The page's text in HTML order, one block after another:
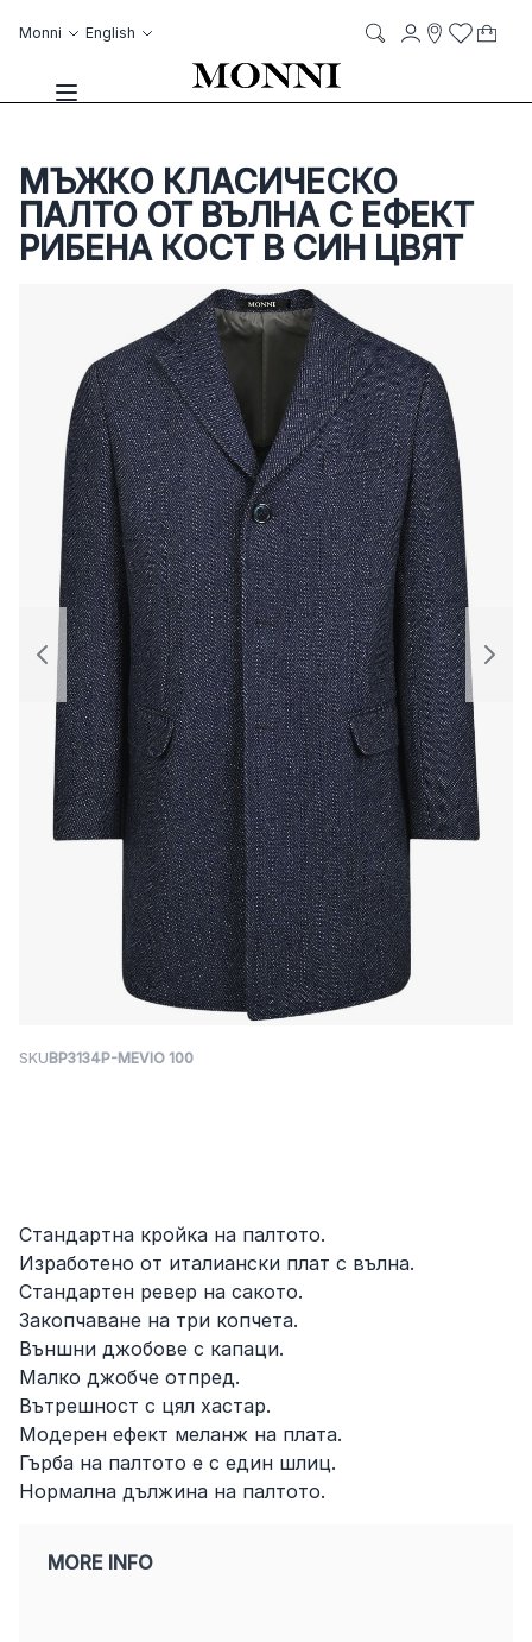
Monni Language
English
Toggle Nav
AccountWish List
My
МЪЖКО КЛАСИЧЕСКО
ПАЛТО ОТ ВЪЛНА С ЕФЕКТ
РИБЕНА КОСТ В СИН ЦВЯТ
SKUBP3134P-MЕVIO 100
Стандартна кройка на палтото.
Изработено от италиански плат с вълна.
Стандартен ревер на сакото.
Закопчаване на три копчета.
Външни джобове с капаци.
Малко джобче отпред.
Вътрешност с цял хастар.
Модерен ефект меланж на плата.
Гърба на палтото е с един шлиц.
Нормална дължина на палтото.
MORE INFO